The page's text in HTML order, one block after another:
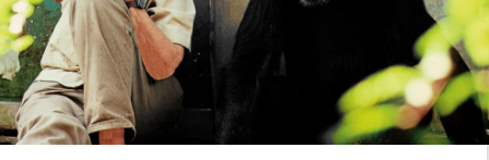
l’Humanité. Pourquoi ce mot
d’Humanité est-il si difficile à
prononcer? La Planète continuera
à tourner sans nous.